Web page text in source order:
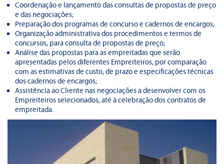
Coordenação e lançamento das consultas de propostas de preço
e das negociações;
Preparação dos programas de concurso e cadernos de encargos;
Organização administrativa dos procedimentos e termos de
concursos, para consulta de propostas de preço;
Análise das propostas para as empreitadas que serão
apresentadas pelos diferentes Empreiteiros, por comparação
com as estimativas de custo, de prazo e especificações técnicas
dos cadernos de encargos;
Assistência ao Cliente nas negociações a desenvolver com os
Empreiteiros selecionados, até à celebração dos contratos de
empreitada.